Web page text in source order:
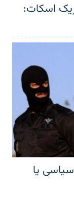
اسکات:
سیاسی یا